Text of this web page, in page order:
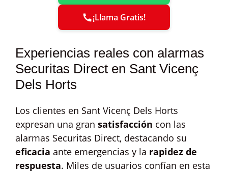
¡Llama Gratis!
Experiencias reales con alarmas
Securitas Direct en Sant Vicenç
Dels Horts
Los clientes en Sant Vicenç Dels Horts
expresan una gran satisfacción con las
alarmas Securitas Direct, destacando su
eficacia ante emergencias y la rapidez de
respuesta. Miles de usuarios confían en esta